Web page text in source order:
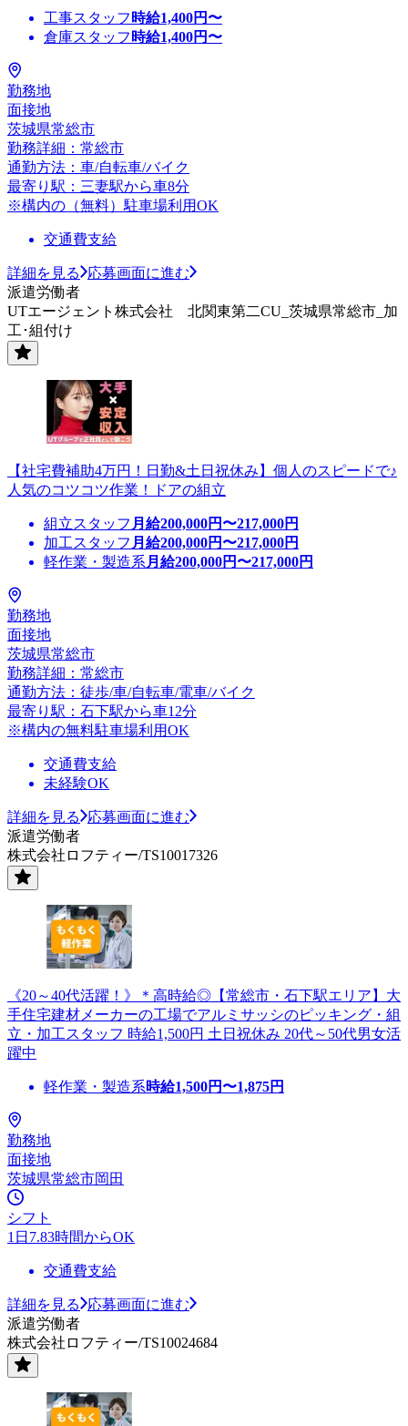
工事スタッフ 時給1,400円〜
倉庫スタッフ 時給1,400円〜
勤務地
面接地
茨城県常総市
勤務詳細：常総市
通勤方法：車/自転車/バイク
最寄り駅：三妻駅から車8分
※構内の（無料）駐車場利用OK
交通費支給
詳細を見る
応募画面に進む
派遣労働者
UTエージェント株式会社 北関東第二CU_茨城県常総市_加
工･組付け
【社宅費補助4万円！日勤&土日祝休み】個人のスピードで♪
人気のコツコツ作業！ドアの組立
組立スタッフ 月給200,000円〜217,000円
加工スタッフ 月給200,000円〜217,000円
軽作業・製造系 月給200,000円〜217,000円
勤務地
面接地
茨城県常総市
勤務詳細：常総市
通勤方法：徒歩/車/自転車/電車/バイク
最寄り駅：石下駅から車12分
※構内の無料駐車場利用OK
交通費支給
未経験OK
詳細を見る
応募画面に進む
派遣労働者
株式会社ロフティー/TS10017326
《20～40代活躍！》＊高時給◎【常総市・石下駅エリア】大
手住宅建材メーカーの工場でアルミサッシのピッキング・組
立・加工スタッフ 時給1,500円 土日祝休み 20代～50代男女活
躍中
軽作業・製造系時給1,500円〜1,875円
勤務地
面接地
茨城県常総市岡田
シフト
1日7.83時間からOK
交通費支給
詳細を見る
応募画面に進む
派遣労働者
株式会社ロフティー/TS10024684